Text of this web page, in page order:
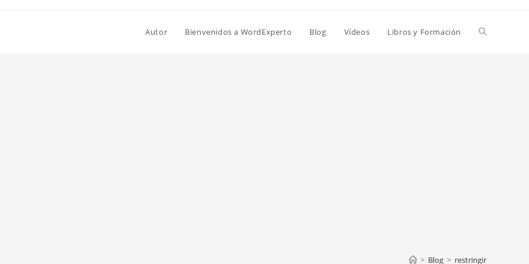
Autor Bienvenidos a WordExperto Blog Vídeos Libros y Formación Alternar
> Blog > restringir